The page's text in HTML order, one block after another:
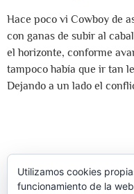
Hace poco vi Cowboy de
con ganas de subir al
el horizonte, conforme
tampoco había que ir tan
Dejando a un lado el
Utilizamos cookies
funcionamiento de la